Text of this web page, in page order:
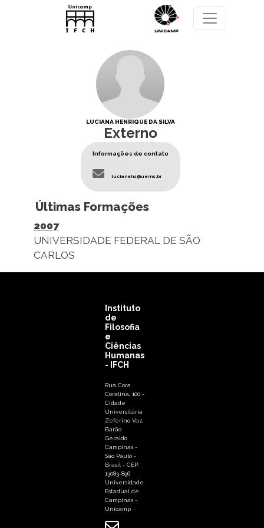
Pular para o conteúdo principal
LUCIANA HENRIQUE DA SILVA
Externo
Informações de contato
lucianahs@uems.br
Últimas Formações
2007
UNIVERSIDADE FEDERAL DE SÃO
CARLOS
Instituto
de
Filosofia
e
Ciências
Humanas
- IFCH
Rua Cora
Coralina, 100 -
Cidade
Universitária
Zeferino Vaz,
Barão
Geraldo
Campinas -
São Paulo -
Brasil - CEP:
13083-896
Universidade
Estadual de
Campinas -
Unicamp